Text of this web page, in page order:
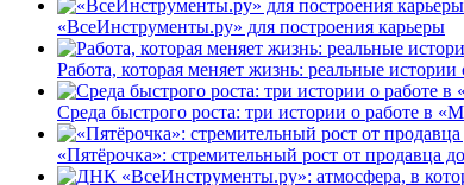
«ВсеИнструменты.ру» для построения карьеры
Работа, которая меняет жизнь: реальные
Среда быстрого роста: три истории о работе в
«Пятёрочка»: стремительный рост от продавца